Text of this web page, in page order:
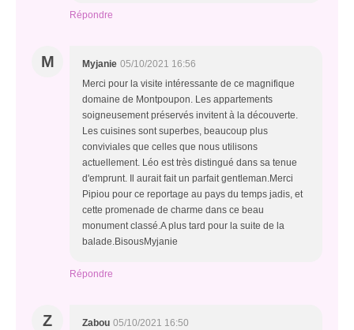
Répondre
M Myjanie 05/10/2021 16:56
Merci pour la visite intéressante de ce magnifique
domaine de Montpoupon. Les appartements
soigneusement préservés invitent à la découverte.
Les cuisines sont superbes, beaucoup plus
conviviales que celles que nous utilisons
actuellement. Léo est très distingué dans sa tenue
d'emprunt. Il aurait fait un parfait gentleman.Merci
Pipiou pour ce reportage au pays du temps jadis, et
cette promenade de charme dans ce beau
monument classé.A plus tard pour la suite de la
balade.BisousMyjanie
Répondre
Z Zabou 05/10/2021 16:50